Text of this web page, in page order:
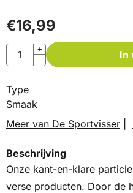
€16,99
Aantal
+
-
In
Type
Smaak
Meer van De Sportvisser
Beschrijving
Onze kant-en-klare
verse producten. Door de